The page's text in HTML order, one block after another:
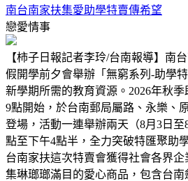
南台南家扶集愛助學特賣傳希望
戀愛情事
【柿子日報記者李玲/台南報導】南
假開學前夕會舉辦「無窮系列-助學
新學期所需的教育資源。2026年秋
9點開始，於台南郵局屬路、永樂、
登場，活動一連舉辦兩天（8月3日
點至下午4點半，全力突破特匯聚助
台南家扶這次特賣會獲得社會各界
集琳瑯瑯滿目的愛心商品，包含台